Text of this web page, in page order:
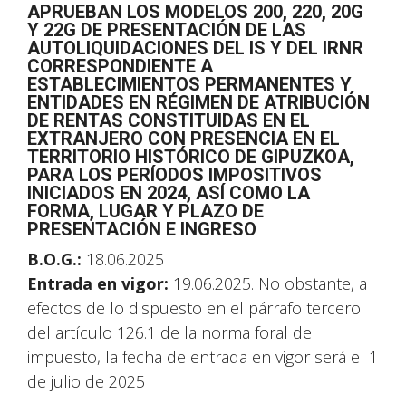
APRUEBAN LOS MODELOS 200, 220, 20G
Y 22G DE PRESENTACIÓN DE LAS
AUTOLIQUIDACIONES DEL IS Y DEL IRNR
CORRESPONDIENTE A
ESTABLECIMIENTOS PERMANENTES Y
ENTIDADES EN RÉGIMEN DE ATRIBUCIÓN
DE RENTAS CONSTITUIDAS EN EL
EXTRANJERO CON PRESENCIA EN EL
TERRITORIO HISTÓRICO DE GIPUZKOA,
PARA LOS PERÍODOS IMPOSITIVOS
INICIADOS EN 2024, ASÍ COMO LA
FORMA, LUGAR Y PLAZO DE
PRESENTACIÓN E INGRESO
B.O.G.: 18.06.2025
Entrada en vigor: 19.06.2025. No obstante, a
efectos de lo dispuesto en el párrafo tercero
del artículo 126.1 de la norma foral del
impuesto, la fecha de entrada en vigor será el 1
de julio de 2025